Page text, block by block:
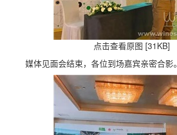
点击查看原图 [31KB]
媒体见面会结束，各位到场嘉宾亲密合影。